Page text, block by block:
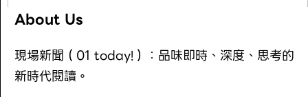
About Us
現場新聞（01 today!）：品味即時、深度、思考的
新時代閱讀。